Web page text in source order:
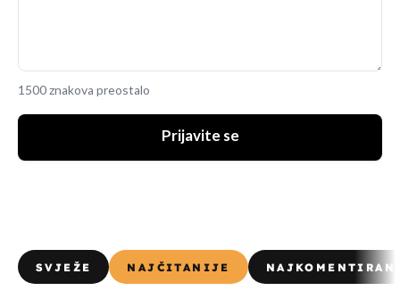
1500 znakova preostalo
Prijavite se
SVJEŽE NAJČITANIJE